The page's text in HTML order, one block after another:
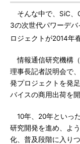
そんな中で、SiC、
3の次世代パワーデ
ロジェクトが2014年
情報通信研究機構
理事長記者説明会で
発プロジェクトを発
バイスの商用出荷を
10年、20年といっ
研究開発を進め、よ
化、普及段階に入り